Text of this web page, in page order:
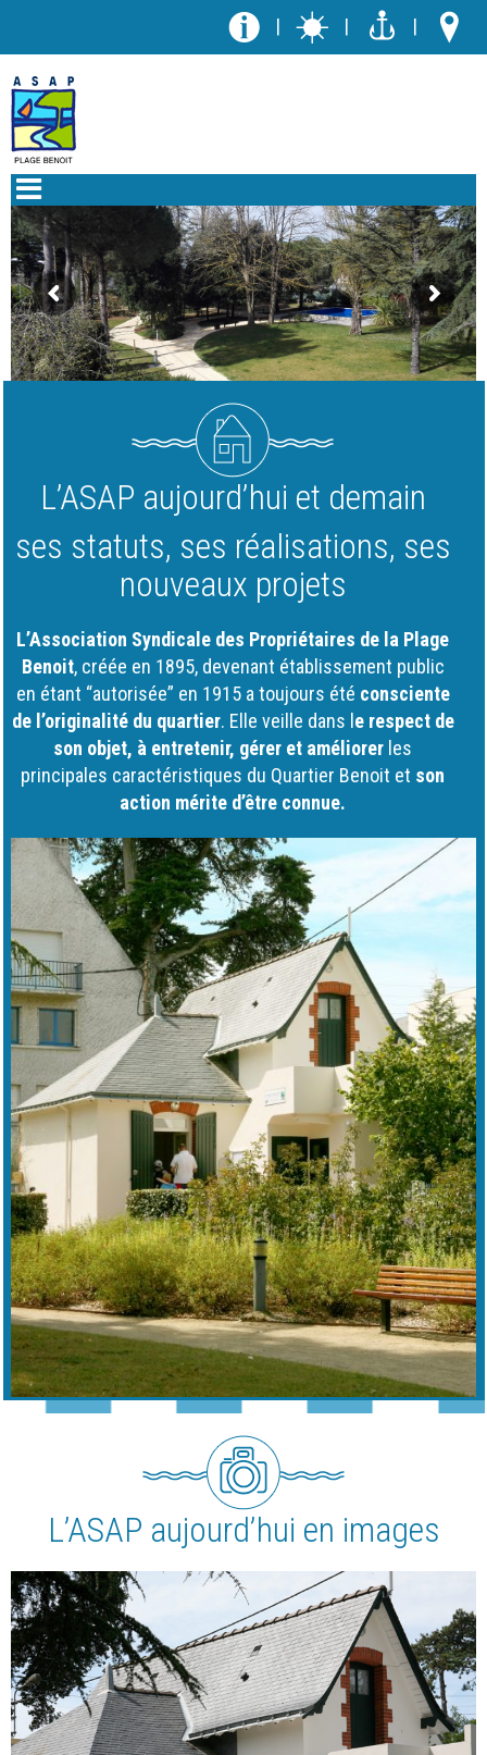
| | |
L’ASAP aujourd’hui et demain
ses statuts, ses réalisations, ses
nouveaux projets
L’Association Syndicale des Propriétaires de la Plage
Benoit, créée en 1895, devenant établissement public
en étant “autorisée” en 1915 a toujours été consciente
de l’originalité du quartier. Elle veille dans l e respect de
son objet, à entretenir, gérer et améliorer les
principales caractéristiques du Quartier Benoit et son
action mérite d’être connue.
L’ASAP aujourd’hui en images